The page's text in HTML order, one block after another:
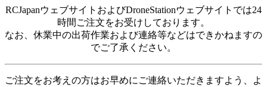
RCJapanウェブサイトおよびDroneStationウェブサイトでは24
時間ご注文をお受けしております。
なお、休業中の出荷作業および連絡等などはできかねますの
でご了承ください。
ご注文をお考えの方はお早めにご連絡いただきますよう、よ